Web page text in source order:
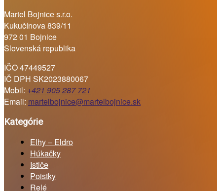
Martel Bojnice s.r.o.
Kukučínova 839/11
972 01 Bojnice
Slovenská republika
IČO 47449527
IČ DPH SK2023880067
Mobil: +421 905 287 721
Email: martelbojnice@martelbojnice.sk
Kategórie
Elhy – Eldro
Húkačky
Ističe
Poistky
Relé